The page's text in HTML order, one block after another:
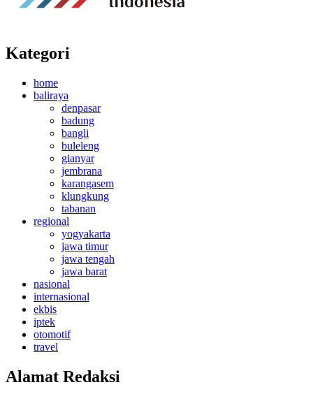
Kategori
home
baliraya
denpasar
badung
bangli
buleleng
gianyar
jembrana
karangasem
klungkung
tabanan
regional
yogyakarta
jawa timur
jawa tengah
jawa barat
nasional
internasional
ekbis
iptek
otomotif
travel
Alamat Redaksi